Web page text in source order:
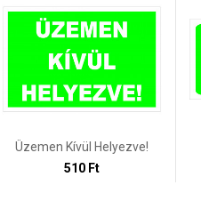
Üzemen Kívül Helyezve!
510 Ft